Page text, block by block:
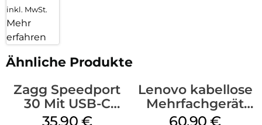
inkl. MwSt.
Mehr
erfahren
Ähnliche Produkte
Zagg Speedport
30 Mit USB-C
Kabel Weiß
35,90 €
Lenovo kabellose
Mehrfachgerät
Luna Grey
60,90€